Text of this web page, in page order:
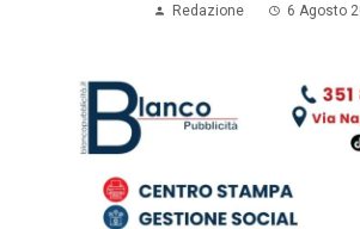
Redazione 6 Agosto